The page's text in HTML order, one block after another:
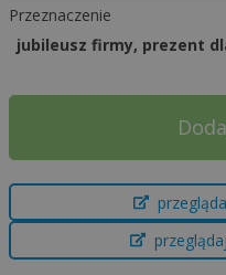
Przeznaczenie
jubileusz firmy, prezent
t
e
r